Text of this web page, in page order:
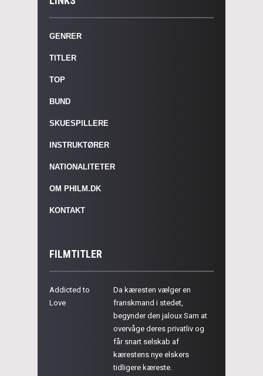
GENRER
TITLER
TOP
BUND
SKUESPILLERE
INSTRUKTØRER
NATIONALITETER
OM PHILM.DK
KONTAKT
FILMTITLER
Addicted to
Love
Da kæresten vælger en
franskmand i stedet,
begynder den jaloux Sam at
overvåge deres privatliv og
får snart selskab af
kærestens nye elskers
tidligere kæreste.